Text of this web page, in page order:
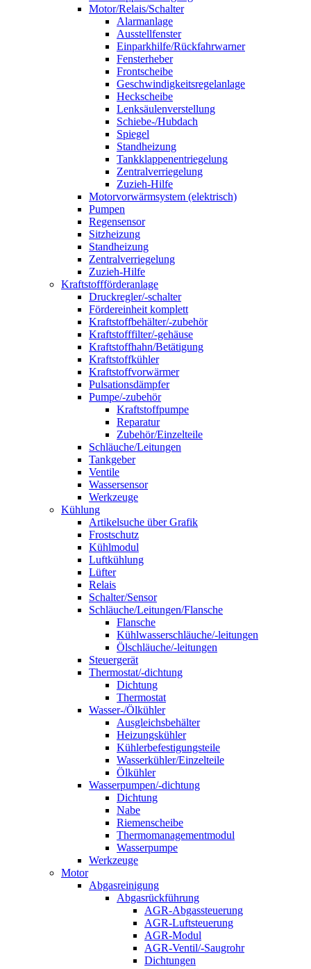
Motor/Relais/Schalter
Alarmanlage
Ausstellfenster
Einparkhilfe/Rückfahrwarner
Fensterheber
Frontscheibe
Geschwindigkeitsregelanlage
Heckscheibe
Lenksäulenverstellung
Schiebe-/Hubdach
Spiegel
Standheizung
Tankklappenentriegelung
Zentralverriegelung
Zuzieh-Hilfe
Motorvorwärmsystem (elektrisch)
Pumpen
Regensensor
Sitzheizung
Standheizung
Zentralverriegelung
Zuzieh-Hilfe
Kraftstoffförderanlage
Druckregler/-schalter
Fördereinheit komplett
Kraftstoffbehälter/-zubehör
Kraftstofffilter/-gehäuse
Kraftstoffhahn/Betätigung
Kraftstoffkühler
Kraftstoffvorwärmer
Pulsationsdämpfer
Pumpe/-zubehör
Kraftstoffpumpe
Reparatur
Zubehör/Einzelteile
Schläuche/Leitungen
Tankgeber
Ventile
Wassersensor
Werkzeuge
Kühlung
Artikelsuche über Grafik
Frostschutz
Kühlmodul
Luftkühlung
Lüfter
Relais
Schalter/Sensor
Schläuche/Leitungen/Flansche
Flansche
Kühlwasserschläuche/-leitungen
Ölschläuche/-leitungen
Steuergerät
Thermostat/-dichtung
Dichtung
Thermostat
Wasser-/Ölkühler
Ausgleichsbehälter
Heizungskühler
Kühlerbefestigungsteile
Wasserkühler/Einzelteile
Ölkühler
Wasserpumpen/-dichtung
Dichtung
Nabe
Riemenscheibe
Thermomanagementmodul
Wasserpumpe
Werkzeuge
Motor
Abgasreinigung
Abgasrückführung
AGR-Abgassteuerung
AGR-Luftsteuerung
AGR-Modul
AGR-Ventil/-Saugrohr
Dichtungen